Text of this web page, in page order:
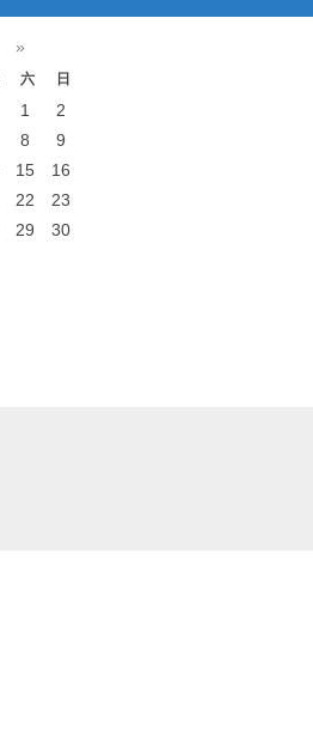
»
六 日
1
2
8
9
15
16
22
23
29
30